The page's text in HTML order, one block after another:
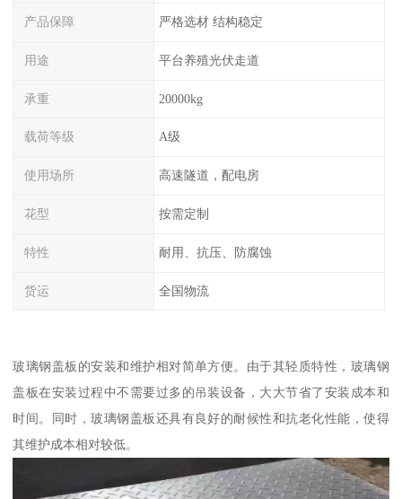
产品保障 严格选材 结构稳定
用途 平台养殖光伏走道
承重 20000kg
载荷等级 A级
使用场所 高速隧道，配电房
花型 按需定制
特性 耐用、抗压、防腐蚀
货运 全国物流
玻璃钢盖板的安装和维护相对简单方便。由于其轻质特性，玻璃钢
盖板在安装过程中不需要过多的吊装设备，大大节省了安装成本和
时间。同时，玻璃钢盖板还具有良好的耐候性和抗老化性能，使得
其维护成本相对较低。